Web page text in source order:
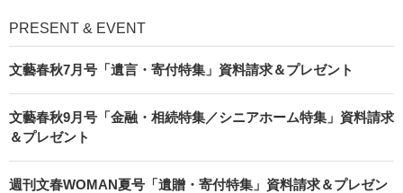
PRESENT & EVENT
文藝春秋7月号「遺言・寄付特集」資料請求＆プレゼント
文藝春秋9月号「金融・相続特集／シニアホーム特集」資料請求
＆プレゼント
週刊文春WOMAN夏号「遺贈・寄付特集」資料請求＆プレゼン